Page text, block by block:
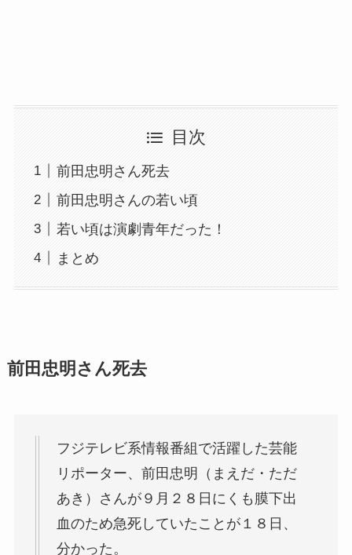
目次
前田忠明さん死去
前田忠明さんの若い頃
若い頃は演劇青年だった！
まとめ
前田忠明さん死去
フジテレビ系情報番組で活躍した芸能
リポーター、前田忠明（まえだ・ただ
あき）さんが９月２８日にくも膜下出
血のため急死していたことが１８日、
分かった。